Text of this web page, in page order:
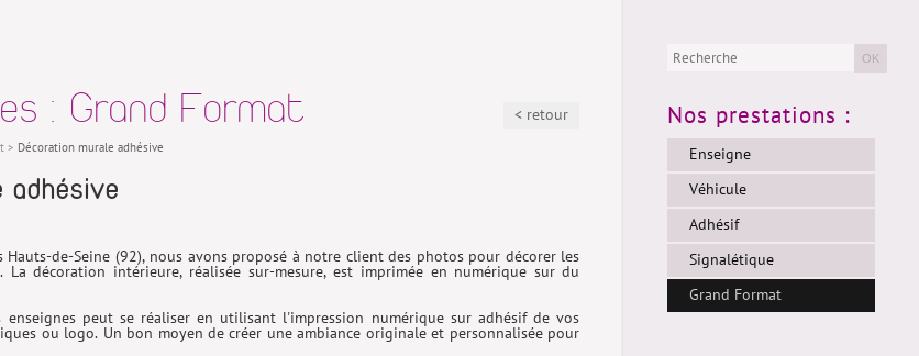
: Grand Format
> Décoration murale adhésive
< retour
adhésive
Hauts-de-Seine (92), nous avons proposé à notre client des photos pour décorer les
décoration intérieure, réalisée sur-mesure, est imprimée en numérique sur du
peut se réaliser en utilisant l'impression numérique sur adhésif de vos
ou logo. Un bon moyen de créer une ambiance originale et personnalisée pour
OK
Nos prestations :
Enseigne
Véhicule
Adhésif
Signalétique
Grand Format